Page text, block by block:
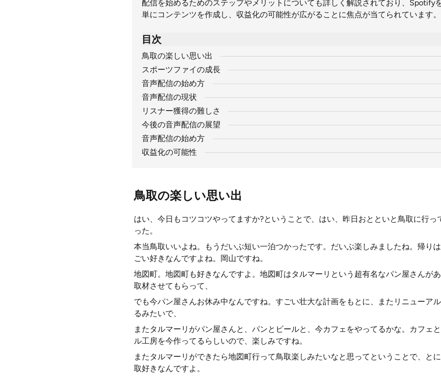
配信を始めるためのステップやメリットについても詳しく解説されており、Spotify
単にコンテンツを作成し、収益化の可能性が広がることに焦点が当てられています。
目次
鳥取の楽しい思い出
スポーツファイの成長
音声配信の始め方
音声配信の現状
リスナー獲得の難しさ
今後の音声配信の展望
音声配信の始め方
収益化の可能性
鳥取の楽しい思い出
はい、今日もコツコツやってますか?ということで、はい、昨日おとといと鳥取に行っ
った。
本当鳥取いいよね。もうだいぶ短い一泊つかったです。だいぶ楽しみましたね。帰り
ごい好きなんですよね。岡山ですね。
地図町。地図町も好きなんですよ。地図町はタルマーリという超有名なパン屋さんが
取材させてもらって、
でも今パン屋さんお休み中なんですね。すごい壮大な計画をもとに、またリニューア
るみたいで、
またタルマーリがパン屋さんと、パンとビールと、今カフェをやってるかな。カフェ
ル工房を今作ってるらしいので、楽しみですね。
またタルマーリができたら地図町行って鳥取楽しみたいなと思ってということで、と
取好きなんですよ。